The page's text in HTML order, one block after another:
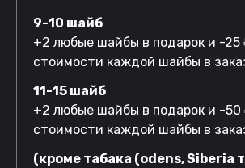
9-10 шайб
+2 любые шайбы в подарок и -25
стоимости каждой шайбы в
11-15 шайб
+2 любые шайбы в подарок и -50
стоимости каждой шайбы в
(кроме табака (odens, Siberia